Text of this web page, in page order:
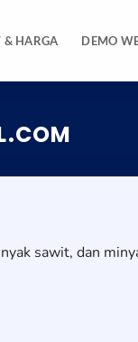
& HARGA DEMO
sawit, dan